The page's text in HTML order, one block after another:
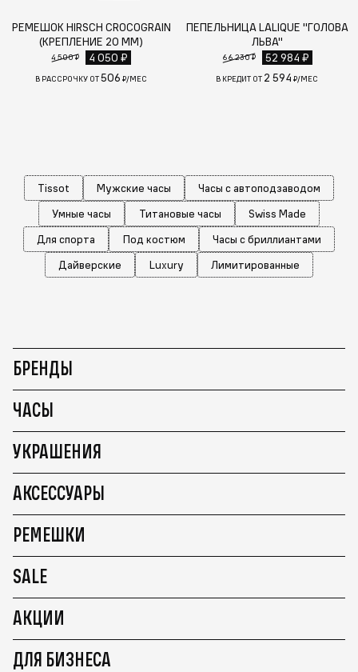
РЕМЕШОК HIRSCH CROCOGRAIN
(КРЕПЛЕНИЕ 20 ММ)
4 500 ₽ 4 050 ₽
В РАССРОЧКУ ОТ506 ₽/МЕС
ПЕПЕЛЬНИЦА LALIQUE "ГОЛОВА
ЛЬВА"
66 230 ₽ 52 984 ₽
В КРЕДИТ ОТ 2 594 ₽/МЕС
Tissot Мужские часы
Часы с автоподзаводом
Умные часы
Титановые часы
Swiss Made
Для спорта
Под костюм
Часы с бриллиантами
Дайверские
Luxury Лимитированные
БРЕНДЫ
ЧАСЫ
УКРАШЕНИЯ
АКСЕССУАРЫ
РЕМЕШКИ
SALE
АКЦИИ
ДЛЯ БИЗНЕСА